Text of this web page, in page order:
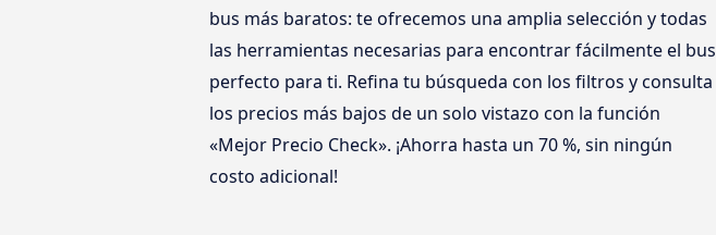
bus más baratos: te ofrecemos una amplia selección y todas
las herramientas necesarias para encontrar fácilmente el bus
perfecto para ti. Refina tu búsqueda con los filtros y consulta
los precios más bajos de un solo vistazo con la función
«Mejor Precio Check». ¡Ahorra hasta un 70 %, sin ningún
costo adicional!